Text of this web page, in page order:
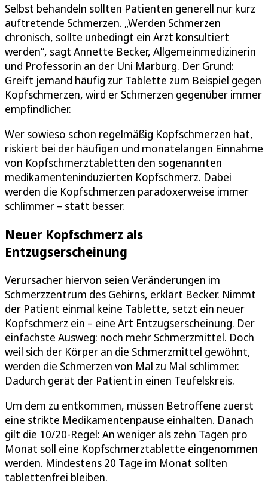
Selbst behandeln sollten Patienten generell nur kurz
auftretende Schmerzen. „Werden Schmerzen
chronisch, sollte unbedingt ein Arzt konsultiert
werden“, sagt Annette Becker, Allgemeinmedizinerin
und Professorin an der Uni Marburg. Der Grund:
Greift jemand häufig zur Tablette zum Beispiel gegen
Kopfschmerzen, wird er Schmerzen gegenüber immer
empfindlicher.
Wer sowieso schon regelmäßig Kopfschmerzen hat,
riskiert bei der häufigen und monatelangen Einnahme
von Kopfschmerztabletten den sogenannten
medikamenteninduzierten Kopfschmerz. Dabei
werden die Kopfschmerzen paradoxerweise immer
schlimmer – statt besser.
Neuer Kopfschmerz als
Entzugserscheinung
Verursacher hiervon seien Veränderungen im
Schmerzzentrum des Gehirns, erklärt Becker. Nimmt
der Patient einmal keine Tablette, setzt ein neuer
Kopfschmerz ein – eine Art Entzugserscheinung. Der
einfachste Ausweg: noch mehr Schmerzmittel. Doch
weil sich der Körper an die Schmerzmittel gewöhnt,
werden die Schmerzen von Mal zu Mal schlimmer.
Dadurch gerät der Patient in einen Teufelskreis.
Um dem zu entkommen, müssen Betroffene zuerst
eine strikte Medikamentenpause einhalten. Danach
gilt die 10/20-Regel: An weniger als zehn Tagen pro
Monat soll eine Kopfschmerztablette eingenommen
werden. Mindestens 20 Tage im Monat sollten
tablettenfrei bleiben.